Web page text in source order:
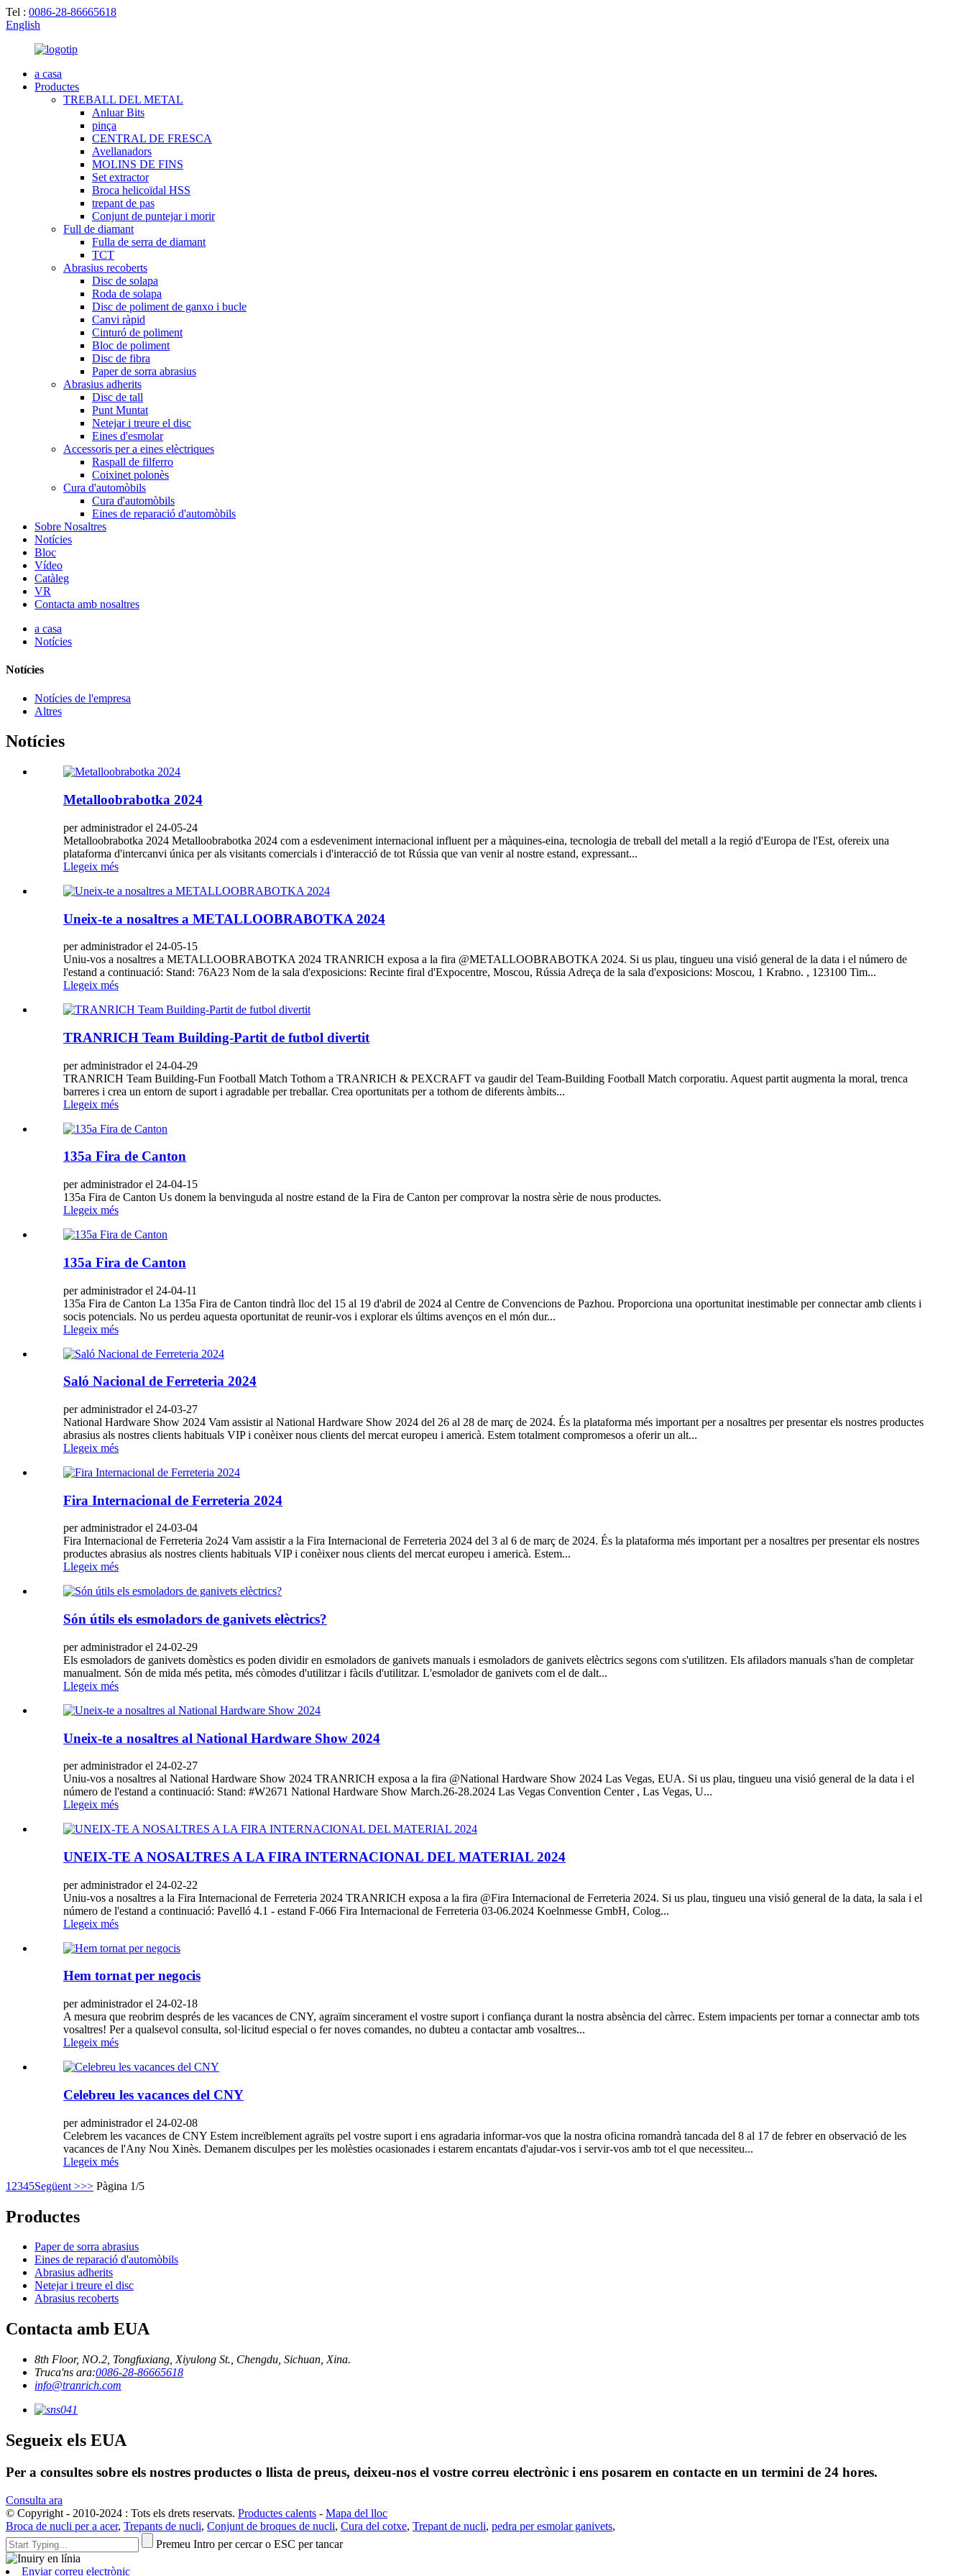
Tel : 0086-28-86665618
English
a casa
Productes
TREBALL DEL METAL
Anluar Bits
pinça
CENTRAL DE FRESCA
Avellanadors
MOLINS DE FINS
Set extractor
Broca helicoïdal HSS
trepant de pas
Conjunt de puntejar i morir
Full de diamant
Fulla de serra de diamant
TCT
Abrasius recoberts
Disc de solapa
Roda de solapa
Disc de poliment de ganxo i bucle
Canvi ràpid
Cinturó de poliment
Bloc de poliment
Disc de fibra
Paper de sorra abrasius
Abrasius adherits
Disc de tall
Punt Muntat
Netejar i treure el disc
Eines d'esmolar
Accessoris per a eines elèctriques
Raspall de filferro
Coixinet polonès
Cura d'automòbils
Cura d'automòbils
Eines de reparació d'automòbils
Sobre Nosaltres
Notícies
Bloc
Vídeo
Catàleg
VR
Contacta amb nosaltres
a casa
Notícies
Notícies
Notícies de l'empresa
Altres
Notícies
Metalloobrabotka 2024
per administrador el 24-05-24
Metalloobrabotka 2024 Metalloobrabotka 2024 com a esdeveniment internacional influent per a màquines-eina, tecnologia de treball del metall a la regió d'Europa de l'Est, ofereix una
plataforma d'intercanvi única per als visitants comercials i d'interacció de tot Rússia que van venir al nostre estand, expressant...
Llegeix més
Uneix-te a nosaltres a METALLOOBRABOTKA 2024
per administrador el 24-05-15
Uniu-vos a nosaltres a METALLOOBRABOTKA 2024 TRANRICH exposa a la fira @METALLOOBRABOTKA 2024. Si us plau, tingueu una visió general de la data i el número de
l'estand a continuació: Stand: 76A23 Nom de la sala d'exposicions: Recinte firal d'Expocentre, Moscou, Rússia Adreça de la sala d'exposicions: Moscou, 1 Krabno. , 123100 Tim...
Llegeix més
TRANRICH Team Building-Partit de futbol divertit
per administrador el 24-04-29
TRANRICH Team Building-Fun Football Match Tothom a TRANRICH & PEXCRAFT va gaudir del Team-Building Football Match corporatiu. Aquest partit augmenta la moral, trenca
barreres i crea un entorn de suport i agradable per treballar. Crea oportunitats per a tothom de diferents àmbits...
Llegeix més
135a Fira de Canton
per administrador el 24-04-15
135a Fira de Canton Us donem la benvinguda al nostre estand de la Fira de Canton per comprovar la nostra sèrie de nous productes.
Llegeix més
135a Fira de Canton
per administrador el 24-04-11
135a Fira de Canton La 135a Fira de Canton tindrà lloc del 15 al 19 d'abril de 2024 al Centre de Convencions de Pazhou. Proporciona una oportunitat inestimable per connectar amb clients i
socis potencials. No us perdeu aquesta oportunitat de reunir-vos i explorar els últims avenços en el món dur...
Llegeix més
Saló Nacional de Ferreteria 2024
per administrador el 24-03-27
National Hardware Show 2024 Vam assistir al National Hardware Show 2024 del 26 al 28 de març de 2024. És la plataforma més important per a nosaltres per presentar els nostres productes
abrasius als nostres clients habituals VIP i conèixer nous clients del mercat europeu i americà. Estem totalment compromesos a oferir un alt...
Llegeix més
Fira Internacional de Ferreteria 2024
per administrador el 24-03-04
Fira Internacional de Ferreteria 2o24 Vam assistir a la Fira Internacional de Ferreteria 2024 del 3 al 6 de març de 2024. És la plataforma més important per a nosaltres per presentar els nostres
productes abrasius als nostres clients habituals VIP i conèixer nous clients del mercat europeu i americà. Estem...
Llegeix més
Són útils els esmoladors de ganivets elèctrics?
per administrador el 24-02-29
Els esmoladors de ganivets domèstics es poden dividir en esmoladors de ganivets manuals i esmoladors de ganivets elèctrics segons com s'utilitzen. Els afiladors manuals s'han de completar
manualment. Són de mida més petita, més còmodes d'utilitzar i fàcils d'utilitzar. L'esmolador de ganivets com el de dalt...
Llegeix més
Uneix-te a nosaltres al National Hardware Show 2024
per administrador el 24-02-27
Uniu-vos a nosaltres al National Hardware Show 2024 TRANRICH exposa a la fira @National Hardware Show 2024 Las Vegas, EUA. Si us plau, tingueu una visió general de la data i el
número de l'estand a continuació: Stand: #W2671 National Hardware Show March.26-28.2024 Las Vegas Convention Center , Las Vegas, U...
Llegeix més
UNEIX-TE A NOSALTRES A LA FIRA INTERNACIONAL DEL MATERIAL 2024
per administrador el 24-02-22
Uniu-vos a nosaltres a la Fira Internacional de Ferreteria 2024 TRANRICH exposa a la fira @Fira Internacional de Ferreteria 2024. Si us plau, tingueu una visió general de la data, la sala i el
número de l'estand a continuació: Pavelló 4.1 - estand F-066 Fira Internacional de Ferreteria 03-06.2024 Koelnmesse GmbH, Colog...
Llegeix més
Hem tornat per negocis
per administrador el 24-02-18
A mesura que reobrim després de les vacances de CNY, agraïm sincerament el vostre suport i confiança durant la nostra absència del càrrec. Estem impacients per tornar a connectar amb tots
vosaltres! Per a qualsevol consulta, sol·licitud especial o fer noves comandes, no dubteu a contactar amb vosaltres...
Llegeix més
Celebreu les vacances del CNY
per administrador el 24-02-08
Celebrem les vacances de CNY Estem increïblement agraïts pel vostre suport i ens agradaria informar-vos que la nostra oficina romandrà tancada del 8 al 17 de febrer en observació de les
vacances de l'Any Nou Xinès. Demanem disculpes per les molèsties ocasionades i estarem encantats d'ajudar-vos i servir-vos amb tot el que necessiteu...
Llegeix més
1 2345Següent >>> Pàgina 1/5
Productes
Paper de sorra abrasius
Eines de reparació d'automòbils
Abrasius adherits
Netejar i treure el disc
Abrasius recoberts
Contacta amb EUA
8th Floor, NO.2, Tongfuxiang, Xiyulong St., Chengdu, Sichuan, Xina.
Truca'ns ara:0086-28-86665618
info@tranrich.com
Segueix els EUA
Per a consultes sobre els nostres productes o llista de preus, deixeu-nos el vostre correu electrònic i ens posarem en contacte en un termini de 24 hores.
Consulta ara
© Copyright - 2010-2024 : Tots els drets reservats. Productes calents - Mapa del lloc
Broca de nucli per a acer, Trepants de nucli, Conjunt de broques de nucli, Cura del cotxe, Trepant de nucli, pedra per esmolar ganivets,
Premeu Intro per cercar o ESC per tancar
Enviar correu electrònic